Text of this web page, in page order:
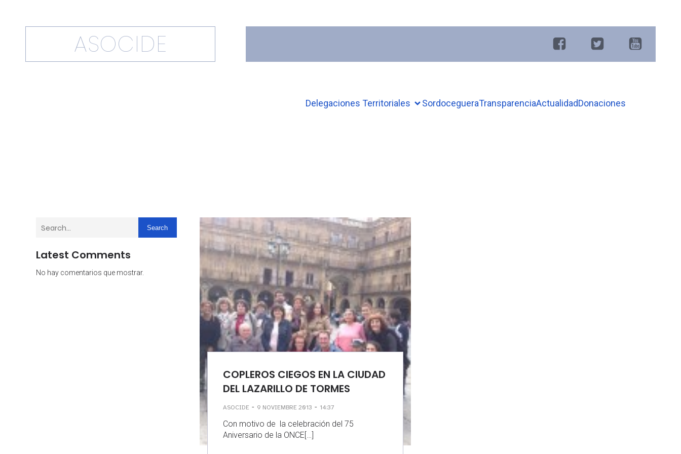
ASOCIDE
Delegaciones Territoriales SordocegueraTransparenciaActualidadDonaciones
Search
Latest Comments
No hay comentarios que mostrar.
COPLEROS CIEGOS EN LA CIUDAD
DEL LAZARILLO DE TORMES
ASOCIDE - 9 NOVIEMBRE 2013 - 14:37
Con motivo de la celebración del 75
Aniversario de la ONCE[…]